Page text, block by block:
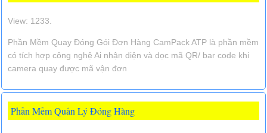
View: 1233.
Phần Mềm Quay Đóng Gói Đơn Hàng CamPack ATP là phần mềm
có tích hợp công nghệ Ai nhận diện và dọc mã QR/ bar code khi
camera quay được mã vận đơn
Phần Mềm Quản Lý Đóng Hàng